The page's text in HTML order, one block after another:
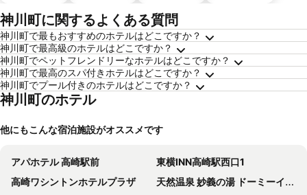
神川町に関するよくある質問
神川町で最もおすすめのホテルはどこですか？
神川町で最高級のホテルはどこですか？
神川町でペットフレンドリーなホテルはどこですか？
神川町で最高のスパ付きホテルはどこですか？
神川町でプール付きのホテルはどこですか？
神川町のホテル
他にもこんな宿泊施設がオススメです
アパホテル 高崎駅前
東横INN高崎駅西口1
高崎ワシントンホテルプラザ
天然温泉 妙義の湯 ドーミーイン前橋